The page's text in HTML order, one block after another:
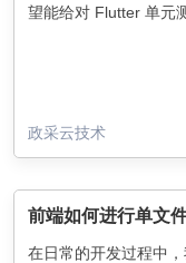
望能给对 Flutter 单元
政采云技术
前端如何进行单文
在日常的开发过程中